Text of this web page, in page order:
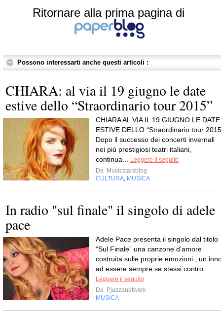
Ritornare alla prima pagina di
Possono interessarti anche questi articoli :
CHIARA: al via il 19 giugno le date
estive dello “Straordinario tour 2015”
CHIARA AL VIA IL 19 GIUGNO LE DATE
ESTIVE DELLO “Straordinario tour
Dopo il successo dei concerti invernali
nei più prestigiosi teatri italiani,
continua...
Leggere il seguito
Da Musicstarsblog
CULTURA MUSICA
In radio "sul finale" il singolo di adele
pace
Adele Pace presenta il singolo dal titolo
“Sul Finale” una canzone d’amore
costruita sulle proprie emozioni , un
ad essere sempre se stessi contro...
Leggere il seguito
Da Pjazzanetwork
MUSICA